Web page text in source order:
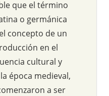
que el término
o germánica
concepto de un
en el
cultural y
época medieval,
a ser